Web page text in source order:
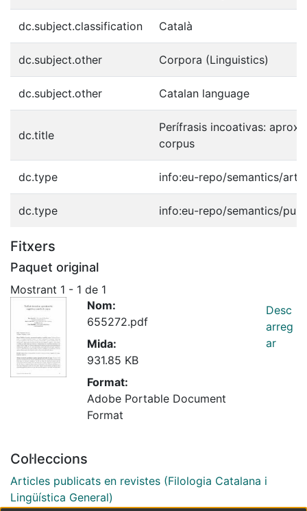
dc.subject.classification Català
dc.subject.other Corpora (Linguistics)
dc.subject.other Catalan language
dc.title
Perífrasis incoativas:
corpus
dc.type info:eu-repo/semantics/
dc.type info:eu-repo/semantics/
Fitxers
Paquet original
Mostrant 1 - 1 de 1
Nom:
655272.pdf
Mida:
931.85 KB
Format:
Adobe Portable Document
Format
Desc
arreg
ar
Col·leccions
Articles publicats en revistes (Filologia Catalana i
Lingüística General)